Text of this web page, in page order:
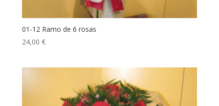
01-12 Ramo de 6 rosas
24,00 €